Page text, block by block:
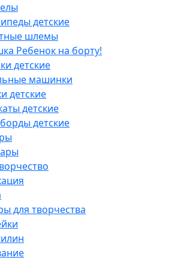
детские
шлемы
Ребенок на борту!
детские
машинки
детские
детские
детские
для творчества